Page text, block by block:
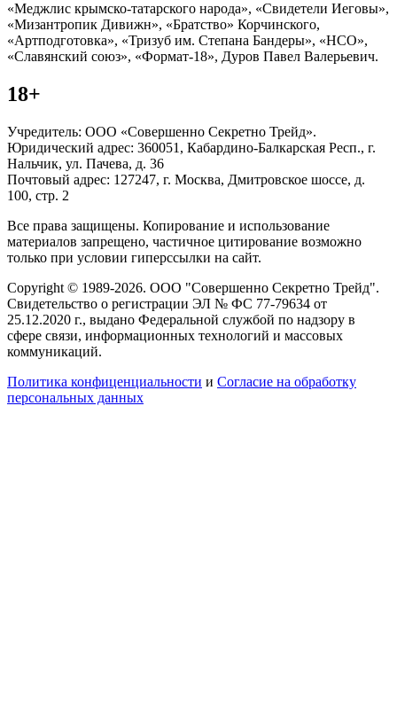
«Меджлис крымско-татарского народа», «Свидетели Иеговы»,
«Мизантропик Дивижн», «Братство» Корчинского,
«Артподготовка», «Тризуб им. Степана Бандеры», «НСО»,
«Славянский союз», «Формат-18», Дуров Павел Валерьевич.
18+
Учредитель: ООО «Совершенно Секретно Трейд».
Юридический адрес: 360051, Кабардино-Балкарская Респ., г.
Нальчик, ул. Пачева, д. 36
Почтовый адрес: 127247, г. Москва, Дмитровское шоссе, д.
100, стр. 2
Все права защищены. Копирование и использование
материалов запрещено, частичное цитирование возможно
только при условии гиперссылки на сайт.
Copyright © 1989-2026. ООО "Совершенно Секретно Трейд".
Свидетельство о регистрации ЭЛ № ФС 77-79634 от
25.12.2020 г., выдано Федеральной службой по надзору в
сфере связи, информационных технологий и массовых
коммуникаций.
Политика конфиценциальности и Согласие на обработку
персональных данных